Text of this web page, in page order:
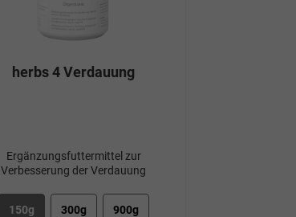
herbs 4 Verdauung
Ergänzungsfuttermittel zur
Verbesserung der Verdauung
150g 300g 900g